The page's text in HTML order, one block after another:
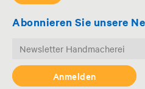
Abonnieren Sie unsere